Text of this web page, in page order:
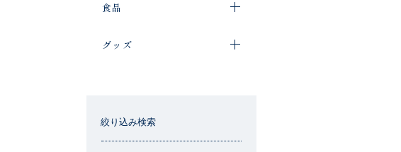
食品
グッズ
絞り込み検索